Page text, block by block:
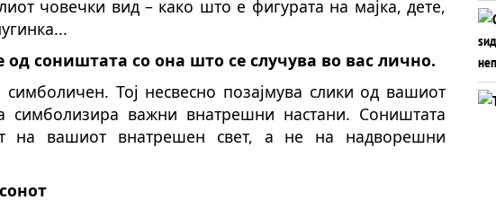
човечки вид – како што е фигурата на мајка, дете,
од соништата со она што се случува во вас лично.
симболичен. Тоj несвесно позајмува слики од вашиот
симболизира важни внатрешни настани. Соништата
на вашиот внатрешен свет, а не на надворешни